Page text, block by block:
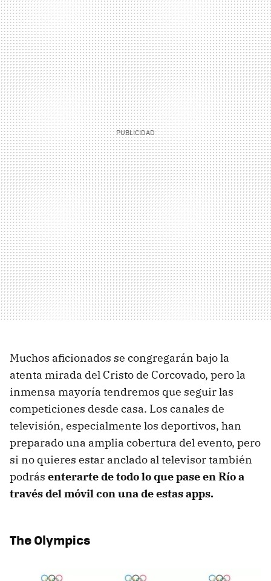
Muchos aficionados se congregarán bajo la
atenta mirada del Cristo de Corcovado, pero la
inmensa mayoría tendremos que seguir las
competiciones desde casa. Los canales de
televisión, especialmente los deportivos, han
preparado una amplia cobertura del evento, pero
si no quieres estar anclado al televisor también
podrás enterarte de todo lo que pase en Río a
través del móvil con una de estas apps.
The Olympics